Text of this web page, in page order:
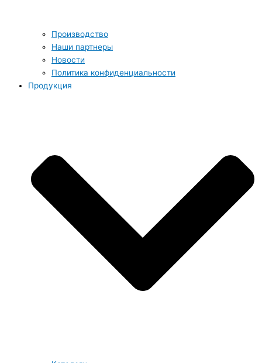
Производство
Наши партнеры
Новости
Политика конфиденциальности
Продукция